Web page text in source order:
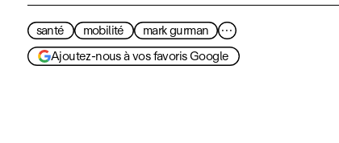
santé mobilité mark gurman
···
Ajoutez-nous à vos favoris Google